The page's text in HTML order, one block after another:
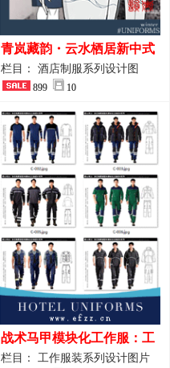
青岚藏韵・云水栖居新中式
酒店全岗位制服设计原创作
品图
栏目： 酒店制服系列设计图
899 10
战术马甲模块化工作服：工
程巡检与设备调试岗位的多
栏目： 工作服装系列设计图片